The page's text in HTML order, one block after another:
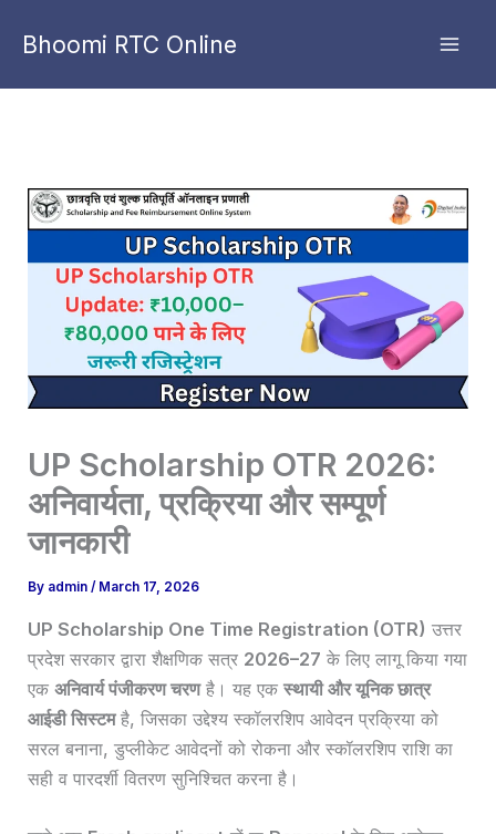
Bhoomi RTC Online
UP Scholarship OTR 2026:
अनिवार्यता, प्रक्रिया और सम्पूर्ण
जानकारी
By admin/ March 17, 2026
UP Scholarship One Time Registration (OTR) उत्तर
प्रदेश सरकार द्वारा शैक्षणिक सत्र 2026–27 के लिए लागू किया गया
एकअनिवार्य पंजीकरण चरणहै। यह एकस्थायी और यूनिक छात्र
आईडी सिस्टमहै, जिसका उद्देश्य स्कॉलरशिप आवेदन प्रक्रिया को
सरल बनाना, डुप्लीकेट आवेदनों को रोकना और स्कॉलरशिप राशि का
सही व पारदर्शी वितरण सुनिश्चित करना है।